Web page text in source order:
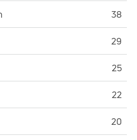
38
29
25
22
20